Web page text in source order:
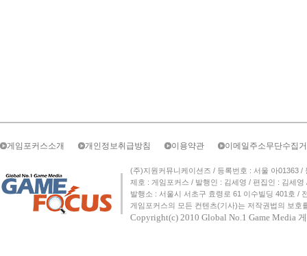
게임포커스소개 개인정보취급방침 이용약관 이메일주소무단수집
(주)지원커뮤니케이션즈 / 등록번호 : 서울 아01363
제호 : 게임포커스 / 발행인 : 김세영 / 편집인 : 김세
발행소 : 서울시 서초구 효령로 61 이수빌딩 401호 /
게임포커스의 모든 컨텐츠(기사)는 저작권법의 보
Copyright(c) 2010 Global No.1 Game Media